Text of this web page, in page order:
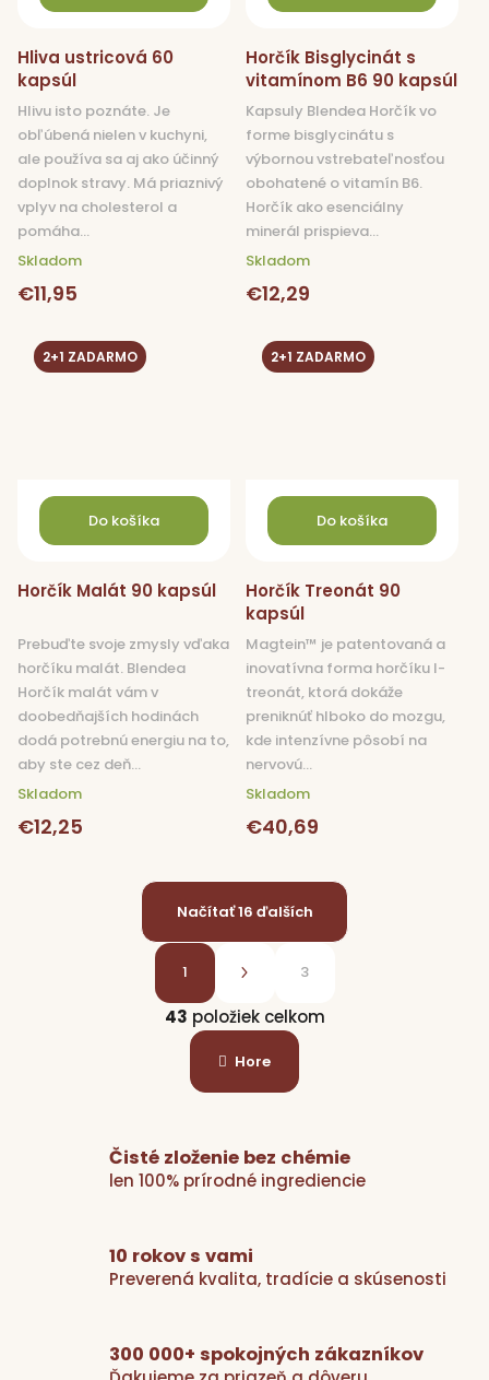
€11,95
Skladom
Hliva ustricová 60
kapsúl
Hlivu isto poznáte. Je
obľúbená nielen v kuchyni,
ale používa sa aj ako účinný
doplnok stravy. Má priaznivý
vplyv na cholesterol a
pomáha...
€12,29
Skladom
Horčík Bisglycinát s
vitamínom B6 90 kapsúl
Kapsuly Blendea Horčík vo
forme bisglycinátu s
výbornou vstrebateľnosťou
obohatené o vitamín B6.
Horčík ako esenciálny
minerál prispieva...
2+1 ZADARMO
Do košíka
€12,25
Skladom
Horčík Malát 90 kapsúl
Prebuďte svoje zmysly vďaka
horčíku malát. Blendea
Horčík malát vám v
doobedňajších hodinách
dodá potrebnú energiu na to,
aby ste cez deň...
2+1 ZADARMO
Do košíka
€40,69
Skladom
Horčík Treonát 90
kapsúl
Magtein™ je patentovaná a
inovatívna forma horčíku l-
treonát, ktorá dokáže
preniknúť hlboko do mozgu,
kde intenzívne pôsobí na
nervovú...
v
á
d
i
e
v
k
ý
Načítať 16 ďalších
t
á
n
k
v
i
e
1 3
43 položiek celkom
Hore
Čisté zloženie bez chémie
len 100% prírodné ingrediencie
10 rokov s vami
Preverená kvalita, tradície a skúsenosti
300 000+ spokojných zákazníkov